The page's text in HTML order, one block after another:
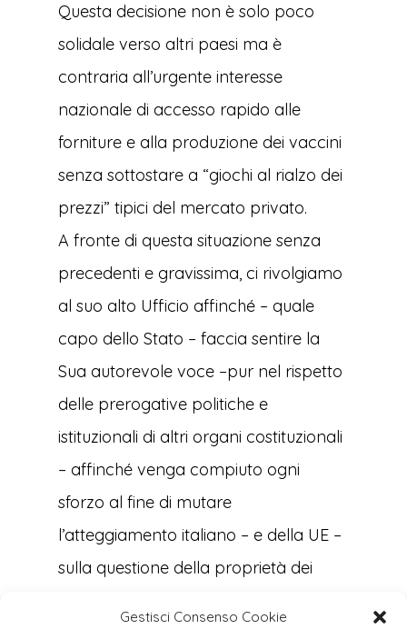
Gestisci Consenso Cookie
Questa decisione non è solo poco
solidale verso altri paesi ma è
contraria all’urgente interesse
nazionale di accesso rapido alle
forniture e alla produzione dei vaccini
senza sottostare a “giochi al rialzo dei
prezzi” tipici del mercato privato.
A fronte di questa situazione senza
precedenti e gravissima, ci rivolgiamo
al suo alto Ufficio affinché – quale
capo dello Stato – faccia sentire la
Sua autorevole voce –pur nel rispetto
delle prerogative politiche e
istituzionali di altri organi costituzionali
– affinché venga compiuto ogni
sforzo al fine di mutare
l’atteggiamento italiano – e della UE –
sulla questione della proprietà dei